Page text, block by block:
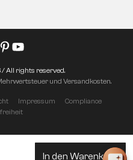
In den Warenkorb
Impressum
Compliance
/ All rights reserved.
und Versandkosten.